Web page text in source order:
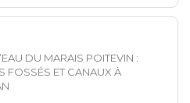
DU MARAIS POITEVIN :
FOSSÉS ET CANAUX À